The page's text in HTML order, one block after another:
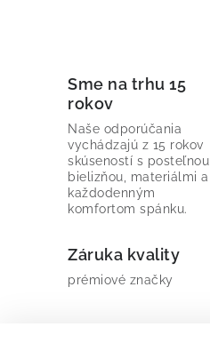
Sme na trhu 15
rokov
Naše odporúčania
vychádzajú z 15 rokov
skúseností s posteľnou
bielizňou, materiálmi a
každodenným
komfortom spánku.
Záruka kvality
prémiové značky